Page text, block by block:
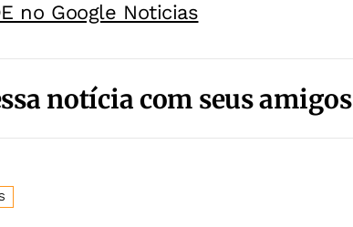
no Google Noticias
notícia com seus amigos